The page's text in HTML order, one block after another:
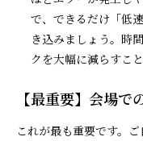
で、できるだけ「低
き込みましょう。時
クを大幅に減らすこ
【最重要】会場
これが最も重要です。